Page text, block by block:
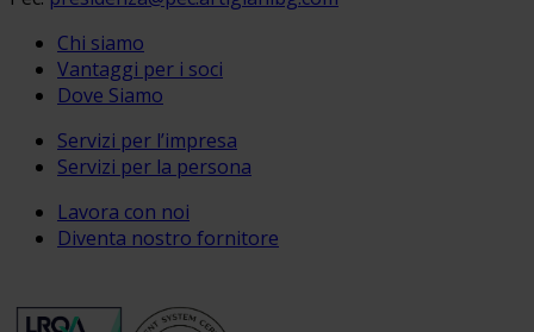
Chi siamo
Vantaggi per i soci
Dove Siamo
Servizi per l’impresa
Servizi per la persona
Lavora con noi
Diventa nostro fornitore